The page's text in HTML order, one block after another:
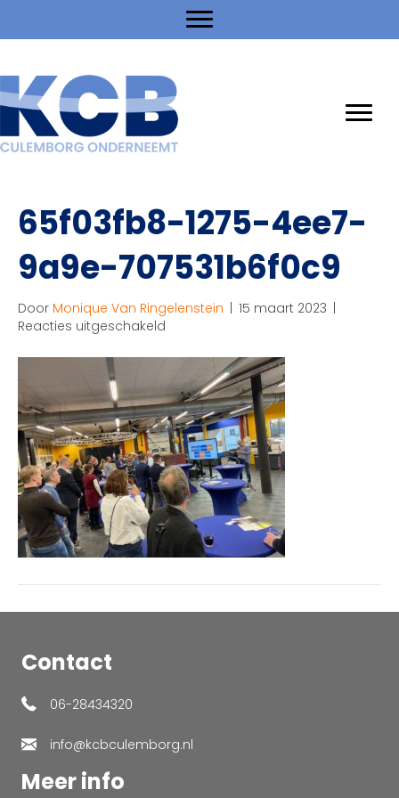
65f03fb8-1275-4ee7-
9a9e-707531b6f0c9
Door Monique Van Ringelenstein | 15 maart 2023 |
Reacties uitgeschakeld
1275-
4ee7-
9a9e-
707531b6f0c9
Contact
06-28434320
info@kcbculemborg.nl
Meer info